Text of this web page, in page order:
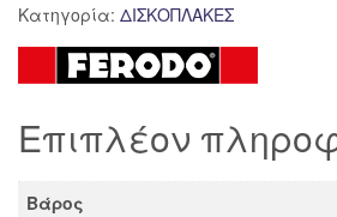
HONDA
CBR
300
ABS
'18
Κατηγορία: ΔΙΣΚΟΠΛΑΚΕΣ
Επιπλέον
Βάρος